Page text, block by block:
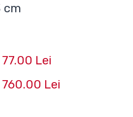
cm
77.00 Lei
760.00 Lei